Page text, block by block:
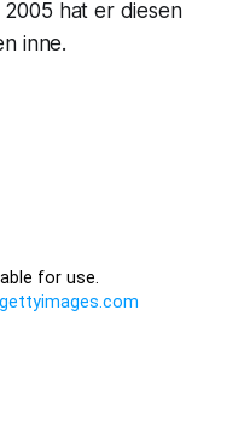
hat er diesen
inne.